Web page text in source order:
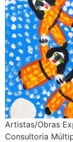
Artistas/Obras
Consultoria